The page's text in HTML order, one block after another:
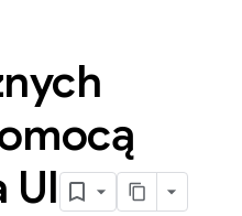
UI